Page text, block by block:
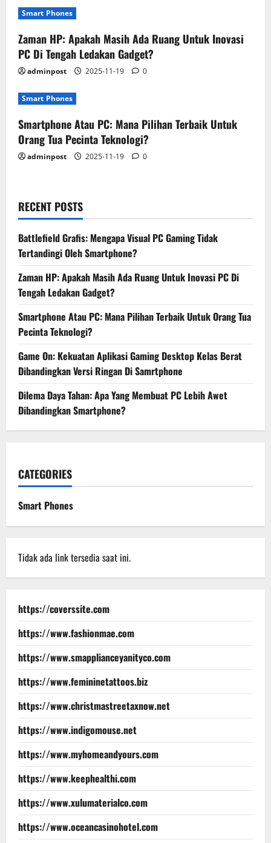
Smart Phones
Zaman HP: Apakah Masih Ada Ruang Untuk Inovasi
PC Di Tengah Ledakan Gadget?
adminpost 2025-11-19 0
Smart Phones
Smartphone Atau PC: Mana Pilihan Terbaik Untuk
Orang Tua Pecinta Teknologi?
adminpost 2025-11-19 0
RECENT POSTS
Battlefield Grafis: Mengapa Visual PC Gaming Tidak
Tertandingi Oleh Smartphone?
Zaman HP: Apakah Masih Ada Ruang Untuk Inovasi PC Di
Tengah Ledakan Gadget?
Smartphone Atau PC: Mana Pilihan Terbaik Untuk Orang Tua
Pecinta Teknologi?
Game On: Kekuatan Aplikasi Gaming Desktop Kelas Berat
Dibandingkan Versi Ringan Di Samrtphone
Dilema Daya Tahan: Apa Yang Membuat PC Lebih Awet
Dibandingkan Smartphone?
CATEGORIES
Smart Phones
Tidak ada link tersedia saat ini.
https://coverssite.com
https://www.fashionmae.com
https://www.smapplianceyanityco.com
https://www.femininetattoos.biz
https://www.christmastreetaxnow.net
https://www.indigomouse.net
https://www.myhomeandyours.com
https://www.keephealthi.com
https://www.xulumaterialco.com
https://www.oceancasinohotel.com